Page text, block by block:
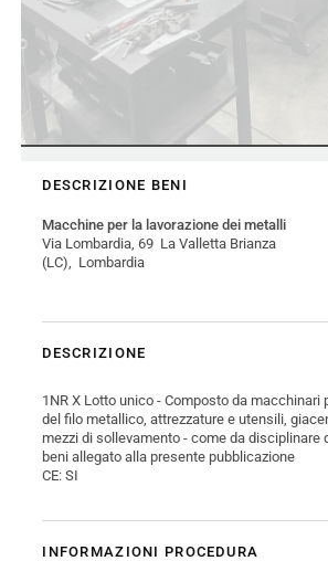
DESCRIZIONE BENI
Macchine per la lavorazione dei metalli
Via Lombardia, 69 La Valletta Brianza
(LC), Lombardia
DESCRIZIONE
1NR X Lotto unico - Composto da macchinari
del filo metallico, attrezzature e utensili,
mezzi di sollevamento - come da disciplinare
beni allegato alla presente pubblicazione
CE: SI
INFORMAZIONI PROCEDURA